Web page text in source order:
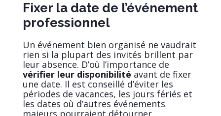
Fixer la date de l’événement
professionnel
Un événement bien organisé ne vaudrait
rien si la plupart des invités brillent par
leur absence. D’où l’importance de
vérifier leur disponibilité avant de fixer
une date. Il est conseillé d’éviter les
périodes de vacances, les jours fériés et
les dates où d’autres événements